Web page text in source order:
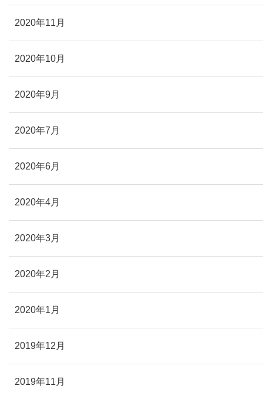
2020年11月
2020年10月
2020年9月
2020年7月
2020年6月
2020年4月
2020年3月
2020年2月
2020年1月
2019年12月
2019年11月